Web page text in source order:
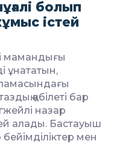
болып
істей
мамандығы
ұнататын,
қабілеті бар
назар
алады. Бастауыш
бейімділіктер мен